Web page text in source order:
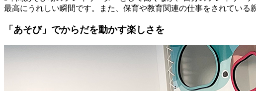
最高にうれしい瞬間です。また、保育や教育関連の仕事をされてい
「あそび」でからだを動かす楽しさを